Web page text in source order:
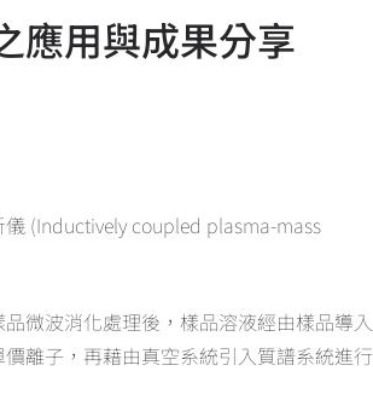
應用與成果分享
(Inductively coupled plasma-mass
微波消化處理後，樣品溶液經由樣品導入
離子，再藉由真空系統引入質譜系統進行